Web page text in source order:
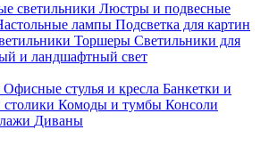
светильники Люстры и подвесные
лампы Подсветка для картин
Торшеры Светильники для
и ландшафтный свет
Офисные стулья и кресла Банкетки и
Комоды и тумбы Консоли
Диваны